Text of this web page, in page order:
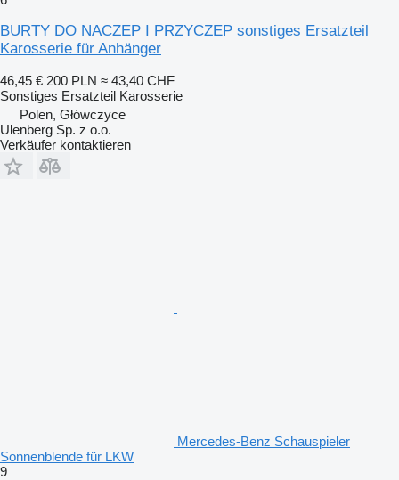
BURTY DO NACZEP I PRZYCZEP sonstiges Ersatzteil
Karosserie für Anhänger
46,45 € 200 PLN ≈ 43,40 CHF
Sonstiges Ersatzteil Karosserie
Polen, Główczyce
Ulenberg Sp. z o.o.
Verkäufer kontaktieren
Mercedes-Benz Schauspieler
Sonnenblende für LKW
9